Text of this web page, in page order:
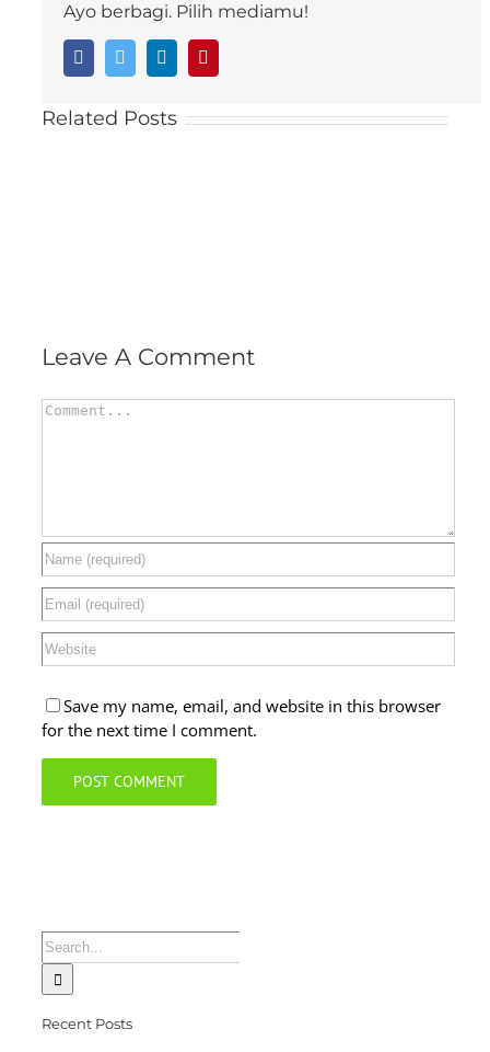
Ayo berbagi. Pilih mediamu!
FacebookTwitter LinkedIn
Related Posts
Leave A Comment
Comment
Save my name, email, and website in this browser
for the next time I comment.
Search
for:
Recent Posts